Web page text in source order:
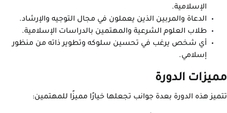
الإسلامية.
الدعاة والمربين الذين يعملون في مجال التوجيه والإرشاد.
طلاب العلوم الشرعية والمهتمين بالدراسات الإسلامية.
أي شخص يرغب في تحسين سلوكه وتطوير ذاته من منظور
إسلامي.
مميزات الدورة
تتميز هذه الدورة بعدة جوانب تجعلها خيارًا مميزًا للمهتمين: